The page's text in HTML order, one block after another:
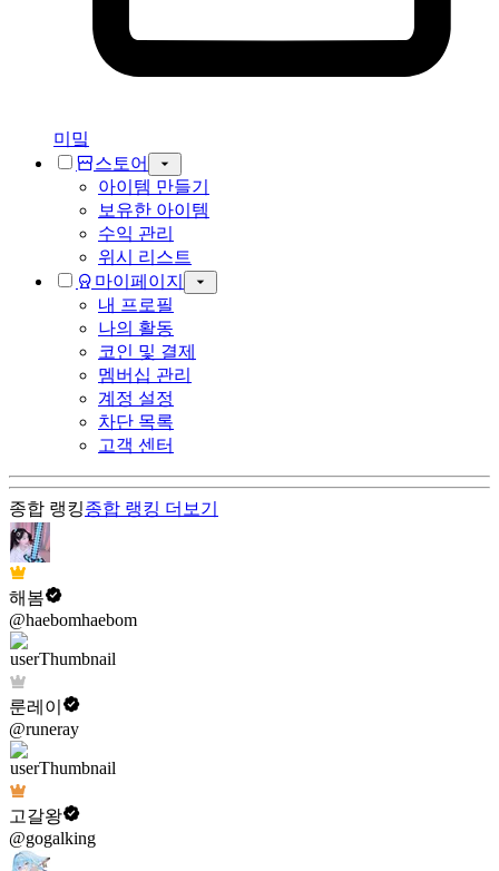
미밐
스토어
아이템 만들기
보유한 아이템
수익 관리
위시 리스트
마이페이지
내 프로필
나의 활동
코인 및 결제
멤버십 관리
계정 설정
차단 목록
고객 센터
종합 랭킹종합 랭킹 더보기
해봄
@haebomhaebom
룬레이
@runeray
고갈왕
@gogalking